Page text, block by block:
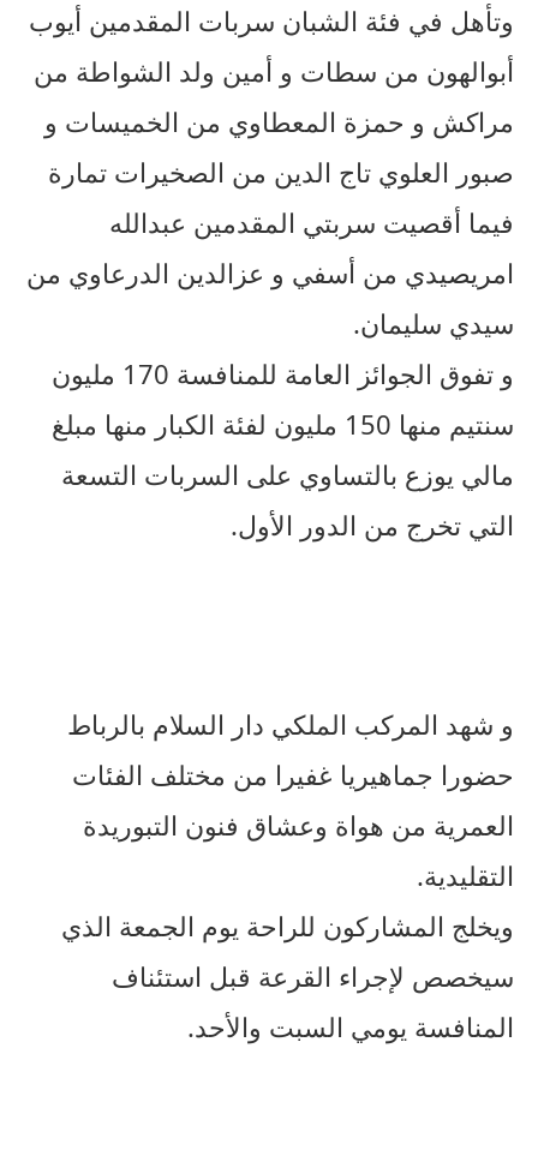
وتأهل في فئة الشبان سربات المقدمين أيوب
أبوالهون من سطات و أمين ولد الشواطة من
مراكش و حمزة المعطاوي من الخميسات و
صبور العلوي تاج الدين من الصخيرات تمارة
فيما أقصيت سربتي المقدمين عبدالله
امريصيدي من أسفي و عزالدين الدرعاوي من
سيدي سليمان.
و تفوق الجوائز العامة للمنافسة 170 مليون
سنتيم منها 150 مليون لفئة الكبار منها مبلغ
مالي يوزع بالتساوي على السربات التسعة
التي تخرج من الدور الأول.
و شهد المركب الملكي دار السلام بالرباط
حضورا جماهيريا غفيرا من مختلف الفئات
العمرية من هواة وعشاق فنون التبوريدة
التقليدية.
ويخلج المشاركون للراحة يوم الجمعة الذي
سيخصص لإجراء القرعة قبل استئناف
المنافسة يومي السبت والأحد.